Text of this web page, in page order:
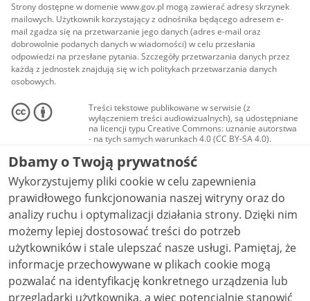
Strony dostępne w domenie www.gov.pl mogą zawierać adresy skrzynek
mailowych. Użytkownik korzystający z odnośnika będącego adresem e-
mail zgadza się na przetwarzanie jego danych (adres e-mail oraz
dobrowolnie podanych danych w wiadomości) w celu przesłania
odpowiedzi na przesłane pytania. Szczegóły przetwarzania danych przez
każdą z jednostek znajdują się w ich politykach przetwarzania danych
osobowych.
Treści tekstowe publikowane w serwisie (z
wyłączeniem treści audiowizualnych), są udostępniane
na licencji typu Creative Commons: uznanie autorstwa
- na tych samych warunkach 4.0 (CC BY-SA 4.0).
Materiały audiowizualne, w tym zdjęcia, materiały
audio i wideo, są udostępniane na licencji typu
Creative Commons: uznanie autorstwa użycie
niekomercyjne - bez utworów zależnych 4.0 (CC BY-
NC-ND 4.0), o ile nie jest to stwierdzone inaczej.
Dbamy o Twoją prywatność
Wykorzystujemy pliki cookie w celu zapewnienia
prawidłowego funkcjonowania naszej witryny oraz do
analizy ruchu i optymalizacji działania strony. Dzięki nim
możemy lepiej dostosować treści do potrzeb
użytkowników i stale ulepszać nasze usługi. Pamiętaj, że
informacje przechowywane w plikach cookie mogą
pozwalać na identyfikację konkretnego urządzenia lub
przeglądarki użytkownika, a więc potencjalnie stanowić